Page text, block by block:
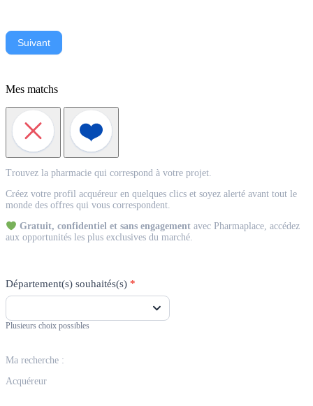
Suivant
Mes matchs
Acquéreur
Trouvez la pharmacie qui correspond à votre projet.
Créez votre profil acquéreur en quelques clics et soyez alerté avant tout le
monde des offres qui vous correspondent.
Gratuit, confidentiel et sans engagementavec Pharmaplace, accédez
aux opportunités les plus exclusives du marché.
Département(s) souhaités(s) *
Plusieurs choix possibles
Ma recherche :
Acquéreur